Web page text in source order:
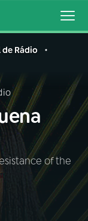
Rádio
of the